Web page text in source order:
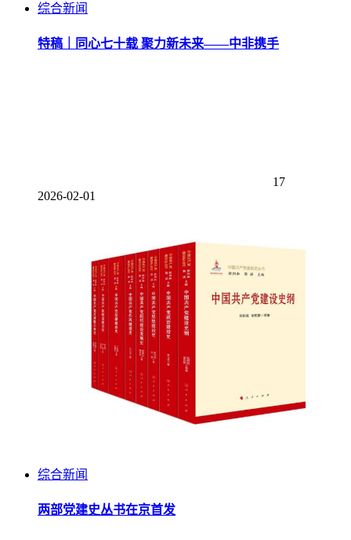
综合新闻
特稿｜同心七十载 聚力新未来——中非携手
17
2026-02-01
综合新闻
两部党建史丛书在京首发